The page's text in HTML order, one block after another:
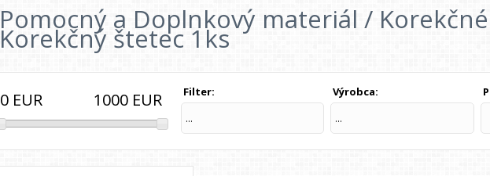
Pomocný a Doplnkový materiál /
Korekčný štetec 1ks
0 EUR 1000 EUR Výrobca:
...
Filter:
...